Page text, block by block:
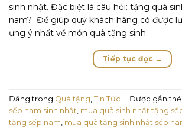
sinh nhật. Đặc biệt là câu hỏi: tặng quà
nam? Để giúp quý khách hàng có được
ưng ý nhất về món quà tặng sinh
Tiếp tục đọc →
Đăng trong Quà tặng, Tin Tức Được gắn thẻ
sếp nam sinh nhật, mua quà sinh nhật tặng
tặng sếp nam, mua quà tặng sinh nhật sếp